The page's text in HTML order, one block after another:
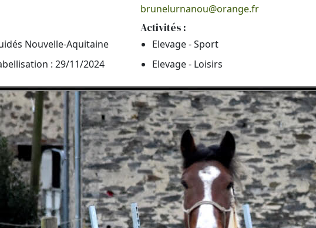
brunelurnanou@orange.fr
Nouvelle-Aquitaine
: 29/11/2024
Activités :
Elevage - Sport
Elevage - Loisirs